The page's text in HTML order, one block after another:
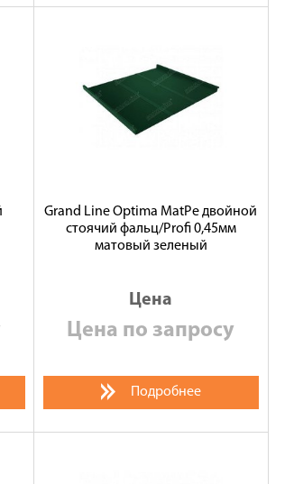
Grand Line Optima MatPe двойной
стоячий фальц/Profi 0,45мм
матовый зеленый
Цена
Цена по запросу
Подробнее